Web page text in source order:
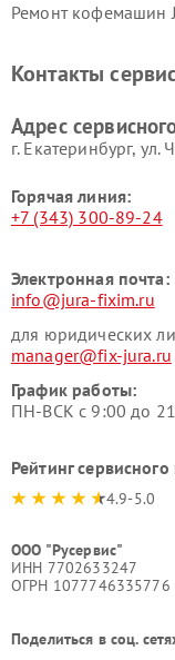
Ремонт кофемашин
Контакты
Адрес
г. Екатеринбург,
Горячая линия:
+7 (343) 300-89-24
Электронная почта:
info@jura-fixim.ru
для юридических
manager@fix-jura.ru
График работы:
ПН-ВСК с 9:00 до
Рейтинг
4.9-5.0
ООО "Русервис"
ИНН 7702633247
ОГРН 1077746335776
Поделиться в соц.